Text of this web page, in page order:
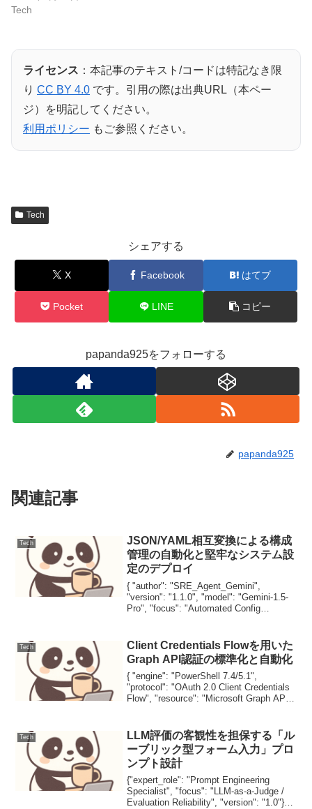
Tech
ライセンス ：本記事のテキスト/コードは特記なき限
り CC BY 4.0 です。引用の際は出典URL（本ペー
ジ）を明記してください。
利用ポリシー もご参照ください。
Tech
シェアする
X Facebook はてブ
Pocket LINE コピー
papanda925をフォローする
papanda925
関連記事
Tech
JSON/YAML相互変換による構成
管理の自動化と堅牢なシステム設
定のデプロイ
{ "author": "SRE_Agent_Gemini",
"version": "1.1.0", "model": "Gemini-1.5-
Pro", "focus": "Automated Config
Tech
Client Credentials Flowを用いた
Graph API認証の標準化と自動化
{ "engine": "PowerShell 7.4/5.1",
"protocol": "OAuth 2.0 Client Credentials
Flow", "resource": "Microsoft Graph API",
Tech
LLM評価の客観性を担保する「ル
ーブリック型フォーム入力」プロ
ンプト設計
{"expert_role": "Prompt Engineering
Specialist", "focus": "LLM-as-a-Judge /
Evaluation Reliability", "version": "1.0"}本